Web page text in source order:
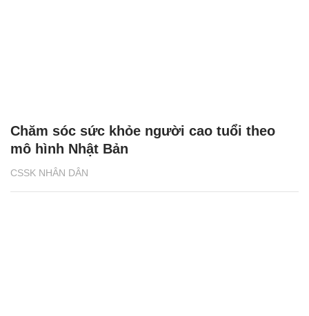
CSSK NHÂN DÂN
Chăm sóc sức khỏe người cao tuổi theo
mô hình Nhật Bản